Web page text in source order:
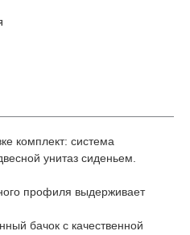
комплект: система
унитаз сиденьем.
профиля выдерживает
бачок с качественной